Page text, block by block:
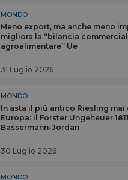
MONDO
Meno export, ma anche meno
migliora la “bilancia
agroalimentare” Ue
31 Luglio 2026
MONDO
In asta il più antico Riesling
Europa: il Forster Ungeheuer
Bassermann-Jordan
30 Luglio 2026
MONDO